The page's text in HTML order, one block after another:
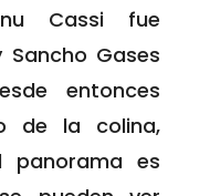
Cassi fue
Gases
entonces
de la colina,
panorama es